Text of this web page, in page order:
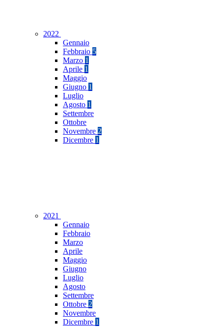
2022
Gennaio
Febbraio 5
Marzo 1
Aprile 1
Maggio
Giugno 1
Luglio
Agosto 1
Settembre
Ottobre
Novembre 2
Dicembre 1
2021
Gennaio
Febbraio
Marzo
Aprile
Maggio
Giugno
Luglio
Agosto
Settembre
Ottobre 2
Novembre
Dicembre 1